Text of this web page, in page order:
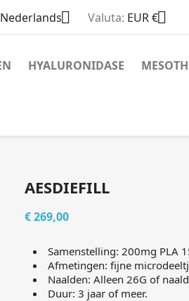
Nederlands Valuta: EUR €
HYALURONIDASE
AESDIEFILL
€ 269,00
Samenstelling: 200mg PLA
Afmetingen: fijne
Naalden: Alleen 26G of
Duur: 3 jaar of meer.